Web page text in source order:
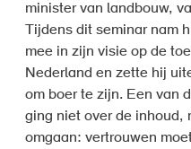
minister van landbouw,
Tijdens dit seminar nam
mee in zijn visie op de
Nederland en zette hij
om boer te zijn. Een van
ging niet over de inhoud,
omgaan: vertrouwen